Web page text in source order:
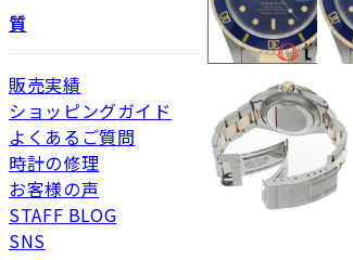
質
販売実績
ショッピングガイド
よくあるご質問
時計の修理
お客様の声
STAFF BLOG
SNS
新品
新品状
未使用 展示品
SAランク未使用
Aランク
僅か
ABランク 少々
Bランク 一般的
BCランクとても